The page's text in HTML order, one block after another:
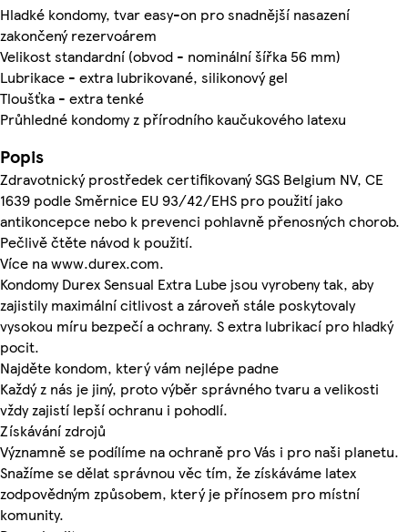
Hladké kondomy, tvar easy-on pro snadnější nasazení
zakončený rezervoárem
Velikost standardní (obvod - nominální šířka 56 mm)
Lubrikace - extra lubrikované, silikonový gel
Tloušťka - extra tenké
Průhledné kondomy z přírodního kaučukového latexu
Popis
Zdravotnický prostředek certifikovaný SGS Belgium NV, CE
1639 podle Směrnice EU 93/42/EHS pro použití jako
antikoncepce nebo k prevenci pohlavně přenosných chorob.
Pečlivě čtěte návod k použití.
Více na www.durex.com.
Kondomy Durex Sensual Extra Lube jsou vyrobeny tak, aby
zajistily maximální citlivost a zároveň stále poskytovaly
vysokou míru bezpečí a ochrany. S extra lubrikací pro hladký
pocit.
Najděte kondom, který vám nejlépe padne
Každý z nás je jiný, proto výběr správného tvaru a velikosti
vždy zajistí lepší ochranu i pohodlí.
Získávání zdrojů
Významně se podílíme na ochraně pro Vás i pro naši planetu.
Snažíme se dělat správnou věc tím, že získáváme latex
zodpovědným způsobem, který je přínosem pro místní
komunity.